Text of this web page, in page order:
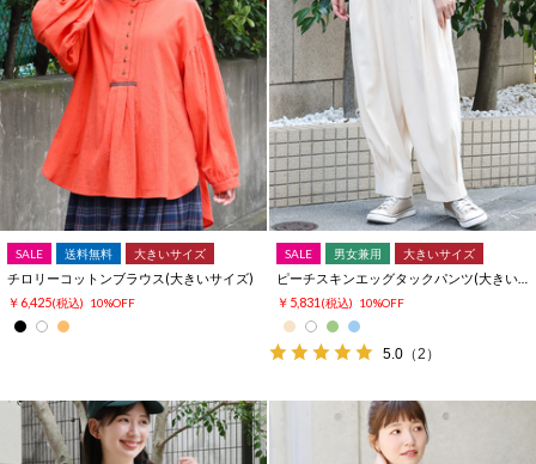
SALE 送料無料 大きいサイズ
チロリーコットンブラウス(大きいサイズ)
￥6,425(税込) 10%OFF
SALE 男女兼用 大きいサイズ
￥5,831 (税込) 10%OFF
5.0 （2）